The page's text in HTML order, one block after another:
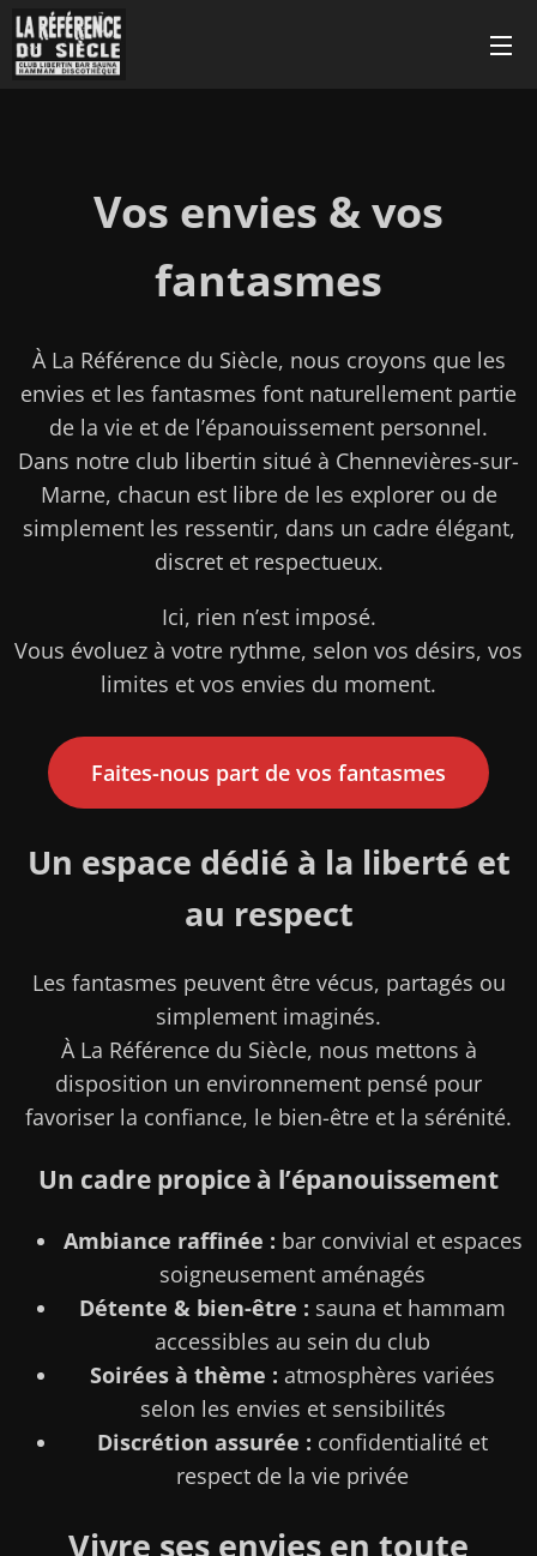
Vos envies & vos
fantasmes
À La Référence du Siècle, nous croyons que les
envies et les fantasmes font naturellement partie
de la vie et de l’épanouissement personnel.
Dans notre club libertin situé à Chennevières-sur-
Marne, chacun est libre de les explorer ou de
simplement les ressentir, dans un cadre élégant,
discret et respectueux.
Ici, rien n’est imposé.
Vous évoluez à votre rythme, selon vos désirs, vos
limites et vos envies du moment.
Faites-nous part de vos fantasmes
Un espace dédié à la liberté et
au respect
Les fantasmes peuvent être vécus, partagés ou
simplement imaginés.
À La Référence du Siècle, nous mettons à
disposition un environnement pensé pour
favoriser la confiance, le bien-être et la sérénité.
Un cadre propice à l’épanouissement
Ambiance raffinée : bar convivial et espaces
soigneusement aménagés
Détente & bien-être : sauna et hammam
accessibles au sein du club
Soirées à thème : atmosphères variées
selon les envies et sensibilités
Discrétion assurée : confidentialité et
respect de la vie privée
Vivre ses envies en toute